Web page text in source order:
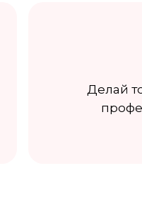
Делай